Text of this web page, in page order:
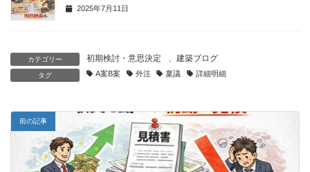
2025年7月11日
カテゴリー 初期検討・意思決定 建築ブログ
タグ A案B案 外注 稟議 詳細明細
前の記事